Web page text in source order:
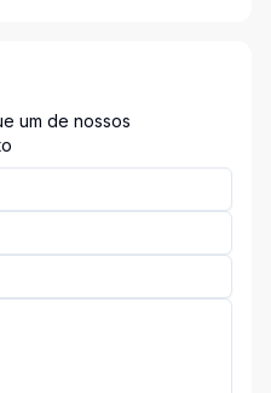
um de nossos